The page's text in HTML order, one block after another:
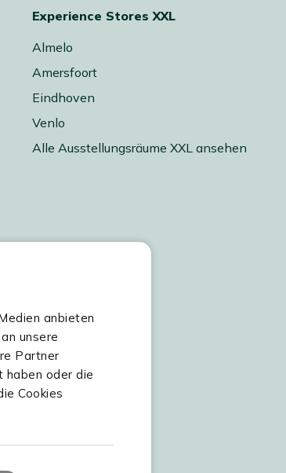
anbieten
unsere
Partner
haben oder die
Cookies
Experience Stores XXL
Almelo
Amersfoort
Eindhoven
Venlo
Alle Ausstellungsräume XXL ansehen